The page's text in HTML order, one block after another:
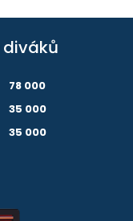
diváků
78 000
35 000
35 000